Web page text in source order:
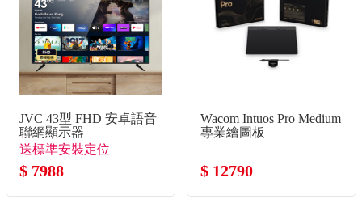
JVC 43型 FHD 安卓語音
聯網顯示器
送標準安裝定位
$ 7988
Wacom Intuos Pro Medium
專業繪圖板
$ 12790